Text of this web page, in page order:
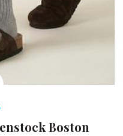
Boston